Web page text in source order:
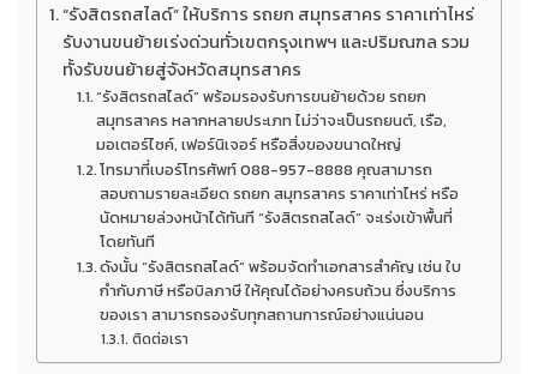
“รังสิตรถสไลด์” ให้บริการ รถยก สมุทรสาคร ราคาเท่าไหร่
รับงานขนย้ายเร่งด่วนทั่วเขตกรุงเทพฯ และปริมณฑล รวม
ทั้งรับขนย้ายสู่จังหวัดสมุทรสาคร
“รังสิตรถสไลด์” พร้อมรองรับการขนย้ายด้วย รถยก
สมุทรสาคร หลากหลายประเภท ไม่ว่าจะเป็นรถยนต์, เรือ,
มอเตอร์ไซค์, เฟอร์นิเจอร์ หรือสิ่งของขนาดใหญ่
โทรมาที่เบอร์โทรศัพท์ 088-957-8888 คุณสามารถ
สอบถามรายละเอียด รถยก สมุทรสาคร ราคาเท่าไหร่ หรือ
นัดหมายล่วงหน้าได้ทันที “รังสิตรถสไลด์” จะเร่งเข้าพื้นที่
โดยทันที
ดังนั้น “รังสิตรถสไลด์” พร้อมจัดทำเอกสารสำคัญ เช่น ใบ
กำกับภาษี หรือบิลภาษี ให้คุณได้อย่างครบถ้วน ซึ่งบริการ
ของเรา สามารถรองรับทุกสถานการณ์อย่างแน่นอน
ติดต่อเรา